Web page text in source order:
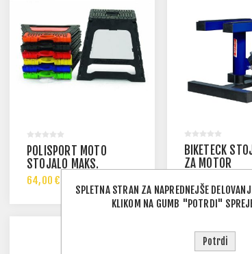
POLISPORT MOTO
STOJALO MAKS.
NOSILNOST 250 KG
64,00 € Z DDV
BIKETECK
ZA MOTOR
89,00 € Z DDV
SPLETNA STRAN ZA NAPREDNEJŠE
KLIKOM NA GUMB "POTRDI"
Potrdi